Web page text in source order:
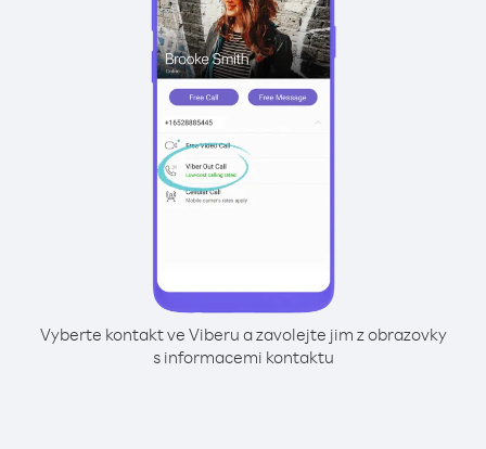
Vyberte kontakt ve Viberu a zavolejte jim z obrazovky
s informacemi kontaktu